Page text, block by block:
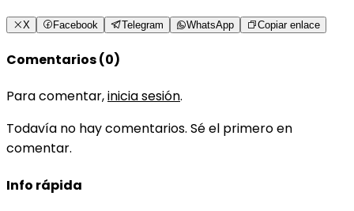
X Facebook Telegram WhatsApp Copiar enlace
Comentarios (0)
Para comentar,inicia sesión.
Todavía no hay comentarios. Sé el primero en
comentar.
Info rápida